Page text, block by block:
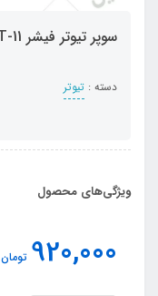
سوپر تیوتر فیشر T-11
دسته : تیوتر
ویژگی‌های محصول
920,000 تومان